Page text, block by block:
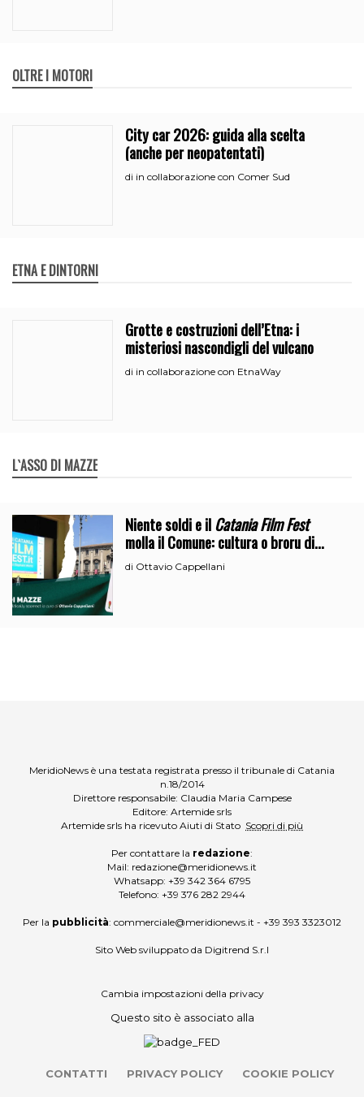
OLTRE I MOTORI
City car 2026: guida alla scelta
(anche per neopatentati)
di in collaborazione con Comer Sud
ETNA E DINTORNI
Grotte e costruzioni dell’Etna: i
misteriosi nascondigli del vulcano
di in collaborazione con EtnaWay
L`ASSO DI MAZZE
Niente soldi e ilCatania Film Fest
molla il Comune: cultura o broru di
ciciri?
di Ottavio Cappellani
MeridioNews è una testata registrata presso il tribunale di Catania
n.18/2014
Direttore responsabile: Claudia Maria Campese
Editore: Artemide srls
Artemide srls ha ricevuto Aiuti di Stato Scopri di più
Per contattare la redazione:
Mail: redazione@meridionews.it
Whatsapp: +39 342 364 6795
Telefono: +39 376 282 2944
Per la pubblicità: commerciale@meridionews.it - +39 393 3323012
Sito Web sviluppato da Digitrend S.r.l
Cambia impostazioni della privacy
Questo sito è associato alla
CONTATTI PRIVACY POLICY COOKIE POLICY